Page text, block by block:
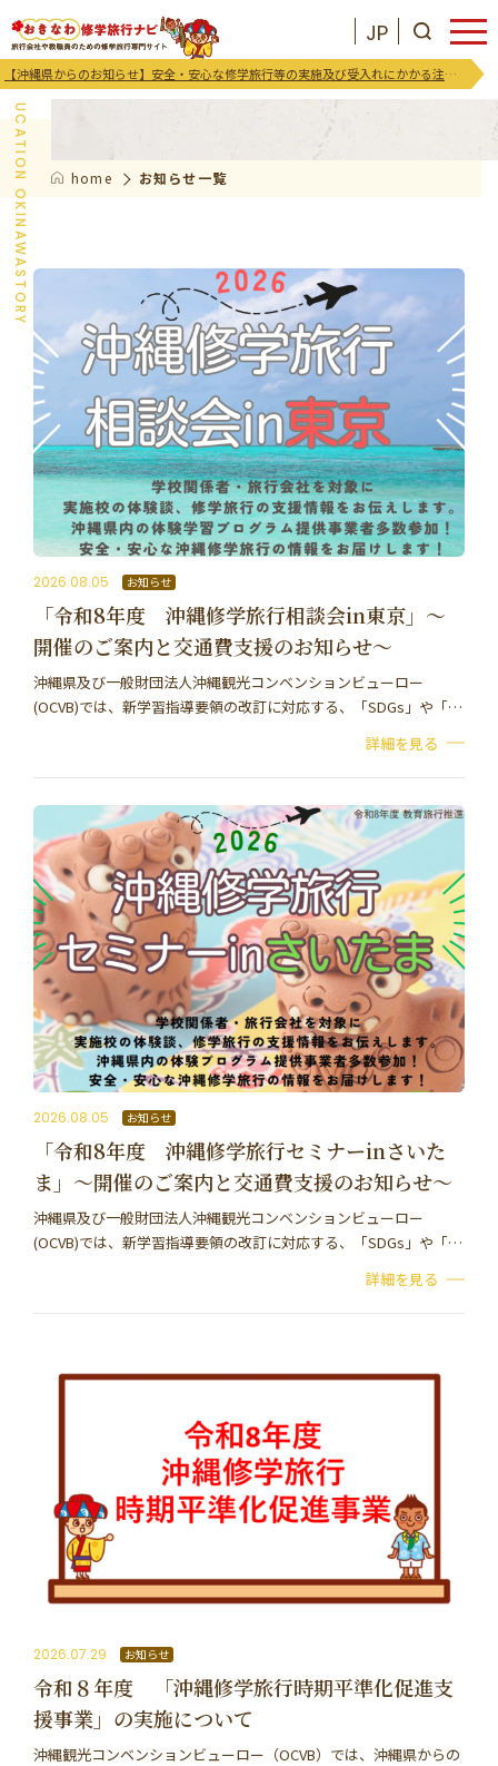
JP
【沖縄県からのお知らせ】安全・安心な修学旅行等の実施及び受入れにかかる注意喚起及び御協力のお願い
JP
沖縄を知る
お知らせ
プログラム
支援･イベント
学習資料
参加者の声
安全･安心
よくあるご質問 お問い合わせ
プライバシーポリシー サイトマップ
EDUCATION OKINAWASTORY
お知らせ
home お知らせ一覧
2026.08.05 お知らせ
「令和8年度 沖縄修学旅行相談会in東京」～
開催のご案内と交通費支援のお知らせ～
沖縄県及び一般財団法人沖縄観光コンベンションビューロー
(OCVB)では、新学習指導要領の改訂に対応する、「SDGs」や「探
詳細を見る
2026.08.05 お知らせ
「令和8年度 沖縄修学旅行セミナーinさいた
ま」～開催のご案内と交通費支援のお知らせ～
沖縄県及び一般財団法人沖縄観光コンベンションビューロー
(OCVB)では、新学習指導要領の改訂に対応する、「SDGs」や「探
究学習」に関心が高まっている状況を踏まえ、「沖縄修学旅行セ
詳細を見る
2026.07.29 お知らせ
令和８年度 「沖縄修学旅行時期平準化促進支
援事業」の実施について
沖縄観光コンベンションビューロー（OCVB）では、沖縄県からの